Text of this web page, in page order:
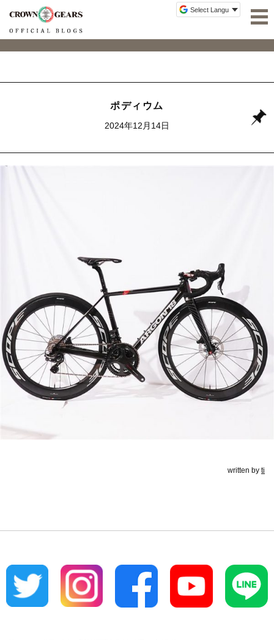
ポディウム
2024年12月14日
written by ti